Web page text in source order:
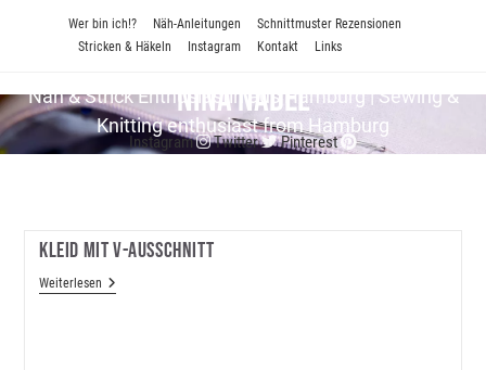
Wer bin ich!? Näh-Anleitungen
Schnittmuster Rezensionen
Stricken & Häkeln
Instagram Kontakt Links
Nina Nadel
Näh & Strick En­thu­si­as­tin aus Hamburg | Sewing &
Knitting enthusiast from Hamburg
Instagram Twitter Pinterest
Kleid Mit V-Ausschnitt
WeiterlesenKleid